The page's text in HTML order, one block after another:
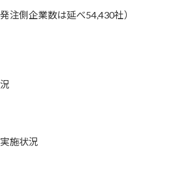
側企業数は延べ54,430社）
施状況